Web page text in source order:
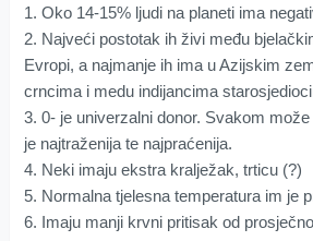
1. Oko 14-15% ljudi na planeti ima
2. Najveći postotak ih živi među
Evropi, a najmanje ih ima u Azijskim
crncima i medu indijancima
3. 0- je univerzalni donor. Svakom
je najtraženija te najpraćenija.
4. Neki imaju ekstra kralježak, trticu (?)
5. Normalna tjelesna temperatura im je
6. Imaju manji krvni pritisak od